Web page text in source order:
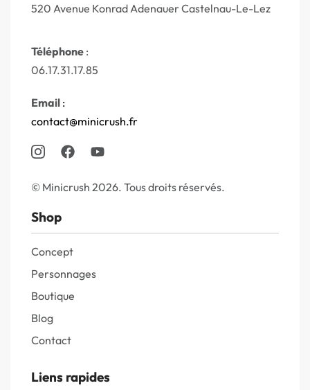
520 Avenue Konrad Adenauer Castelnau-Le-Lez
Téléphone :
06.17.31.17.85
Email :
contact@minicrush.fr
© Minicrush 2026. Tous droits réservés.
Shop
Concept
Personnages
Boutique
Blog
Contact
Liens rapides